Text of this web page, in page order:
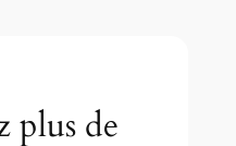
plus de